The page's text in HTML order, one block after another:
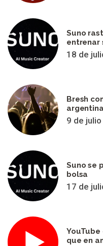
Suno
entrenar
18 de
Bresh
9 de
Suno se
bolsa
17 de
YouTube
que en